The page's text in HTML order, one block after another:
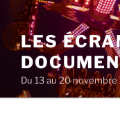
au
contenu
principal
LES
Du 13 au 20